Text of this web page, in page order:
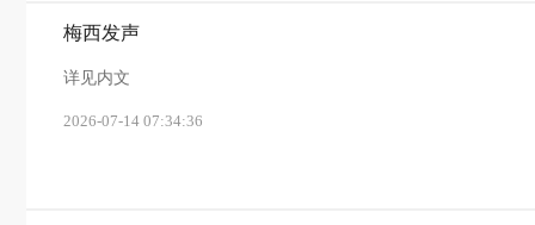
梅西发声
详见内文
2026-07-14 07:34:36